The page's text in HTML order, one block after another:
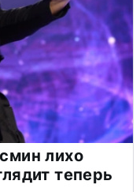
лихо
теперь